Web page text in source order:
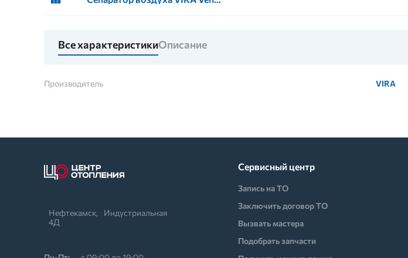
Все характеристикиОписание
Производитель VIRA
Нефтекамск,⠀Индустриальная
4Д
Сервисный центр
Запись на ТО
Заключить договор ТО
Вызвать мастера
Подобрать запчасти